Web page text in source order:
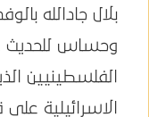
بلال جادالله
وحساس للحديث
الفلسطينيين
الاسرائيلية